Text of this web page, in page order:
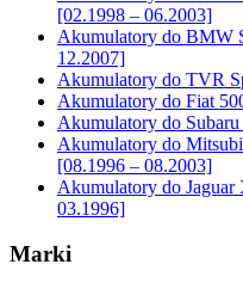
[02.1998 – 06.2003]
Akumulatory do BMW
12.2007]
Akumulatory do TVR
Akumulatory do Fiat
Akumulatory do
Akumulatory do
[08.1996 – 08.2003]
Akumulatory do
03.1996]
Marki